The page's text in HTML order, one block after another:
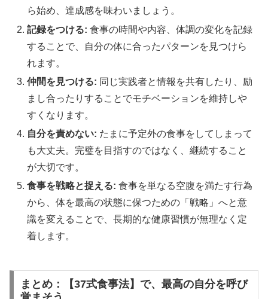
ら始め、達成感を味わいましょう。
記録をつける: 食事の時間や内容、体調の変化を記録
することで、自分の体に合ったパターンを見つけら
れます。
仲間を見つける: 同じ実践者と情報を共有したり、励
まし合ったりすることでモチベーションを維持しや
すくなります。
自分を責めない: たまに予定外の食事をしてしまって
も大丈夫。完璧を目指すのではなく、継続すること
が大切です。
食事を戦略と捉える: 食事を単なる空腹を満たす行為
から、体を最高の状態に保つための「戦略」へと意
識を変えることで、長期的な健康習慣が無理なく定
着します。
まとめ：【37式食事法】で、最高の自分を呼び